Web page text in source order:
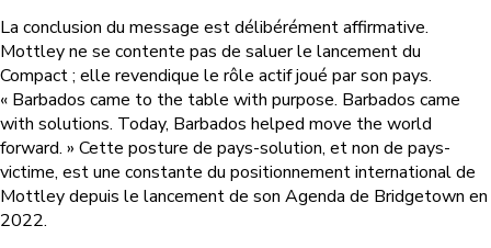
La conclusion du message est délibérément affirmative.
Mottley ne se contente pas de saluer le lancement du
Compact ; elle revendique le rôle actif joué par son pays.
« Barbados came to the table with purpose. Barbados came
with solutions. Today, Barbados helped move the world
forward. » Cette posture de pays-solution, et non de pays-
victime, est une constante du positionnement international de
Mottley depuis le lancement de son Agenda de Bridgetown en
2022.